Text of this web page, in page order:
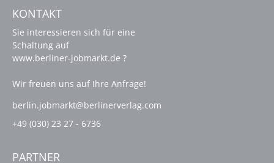
KONTAKT
Sie interessieren sich für eine
Schaltung auf
www.berliner-jobmarkt.de ?
Wir freuen uns auf Ihre Anfrage!
berlin.jobmarkt@berlinerverlag.com
+49 (030) 23 27 - 6736
PARTNER